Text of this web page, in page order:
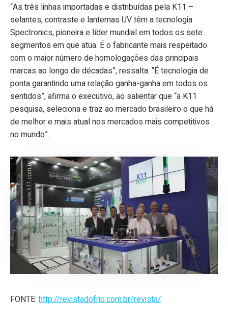
“As três linhas importadas e distribuídas pela K11 –
selantes, contraste e lanternas UV têm a tecnologia
Spectronics, pioneira e líder mundial em todos os sete
segmentos em que atua. É o fabricante mais respeitado
com o maior número de homologações das principais
marcas ao longo de décadas”, ressalta. “É tecnologia de
ponta garantindo uma relação ganha-ganha em todos os
sentidos”, afirma o executivo, ao salientar que “a K11
pesquisa, seleciona e traz ao mercado brasileiro o que há
de melhor e mais atual nos mercados mais competitivos
no mundo”.
FONTE: http://revistadofrio.com.br/revista/